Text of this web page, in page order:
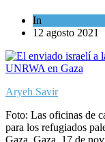
In
12 agosto 2021
Aryeh Savir
Foto: Las oficinas de
para los refugiados
Gaza. Gaza, 17 de